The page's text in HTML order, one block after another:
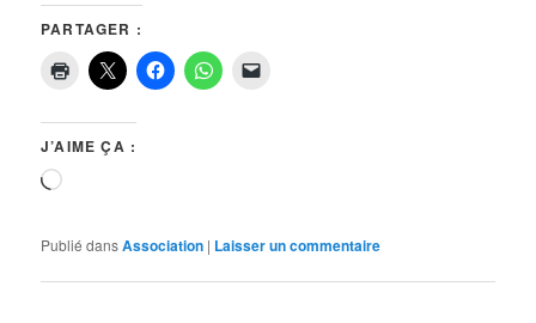
PARTAGER :
J’AIME ÇA :
Chargement…
Publié dansAssociation | Laisser un commentaire